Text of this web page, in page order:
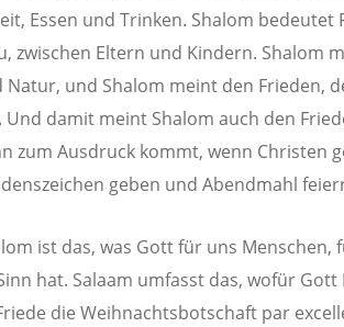
Essen und Trinken. Shalom bedeutet
zwischen Eltern und Kindern. Shalom
Natur, und Shalom meint den Frieden,
Und damit meint Shalom auch den
zum Ausdruck kommt, wenn Christen
geben und Abendmahl
ist das, was Gott für uns
hat. Salaam umfasst das, wofür
die Weihnachtsbotschaft par